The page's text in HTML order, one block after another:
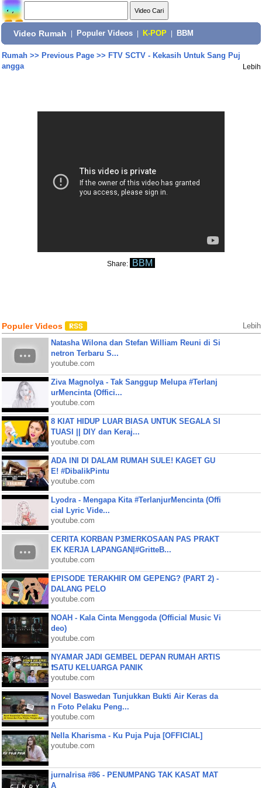
Video Rumah Populer Videos K-POP BBM
Rumah>> Previous Page>> FTV SCTV - Kekasih Untuk Sang Puj
angga
Lebih
Share: BBM
Populer Videos Lebih
Natasha Wilona dan Stefan William Reuni di Si
netron Terbaru S...
youtube.com
Ziva Magnolya - Tak Sanggup Melupa #Terlanj
urMencinta (Offici...
youtube.com
8 KIAT HIDUP LUAR BIASA UNTUK SEGALA SI
TUASI || DIY dan Keraj...
youtube.com
ADA INI DI DALAM RUMAH SULE! KAGET GU
E! #DibalikPintu
youtube.com
Lyodra - Mengapa Kita #TerlanjurMencinta (Offi
cial Lyric Vide...
youtube.com
CERITA KORBAN P3MERKOSAAN PAS PRAKT
EK KERJA LAPANGAN|#GritteB...
youtube.com
EPISODE TERAKHIR OM GEPENG? (PART 2) -
DALANG PELO
youtube.com
NOAH - Kala Cinta Menggoda (Official Music Vi
deo)
youtube.com
NYAMAR JADI GEMBEL DEPAN RUMAH ARTIS
❗SATU KELUARGA PANIK
youtube.com
Novel Baswedan Tunjukkan Bukti Air Keras da
n Foto Pelaku Peng...
youtube.com
Nella Kharisma - Ku Puja Puja [OFFICIAL]
youtube.com
jurnalrisa #86 - PENUMPANG TAK KASAT MAT
A